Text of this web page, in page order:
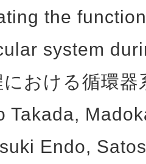
the
system
における循環
Takada,
Endo,